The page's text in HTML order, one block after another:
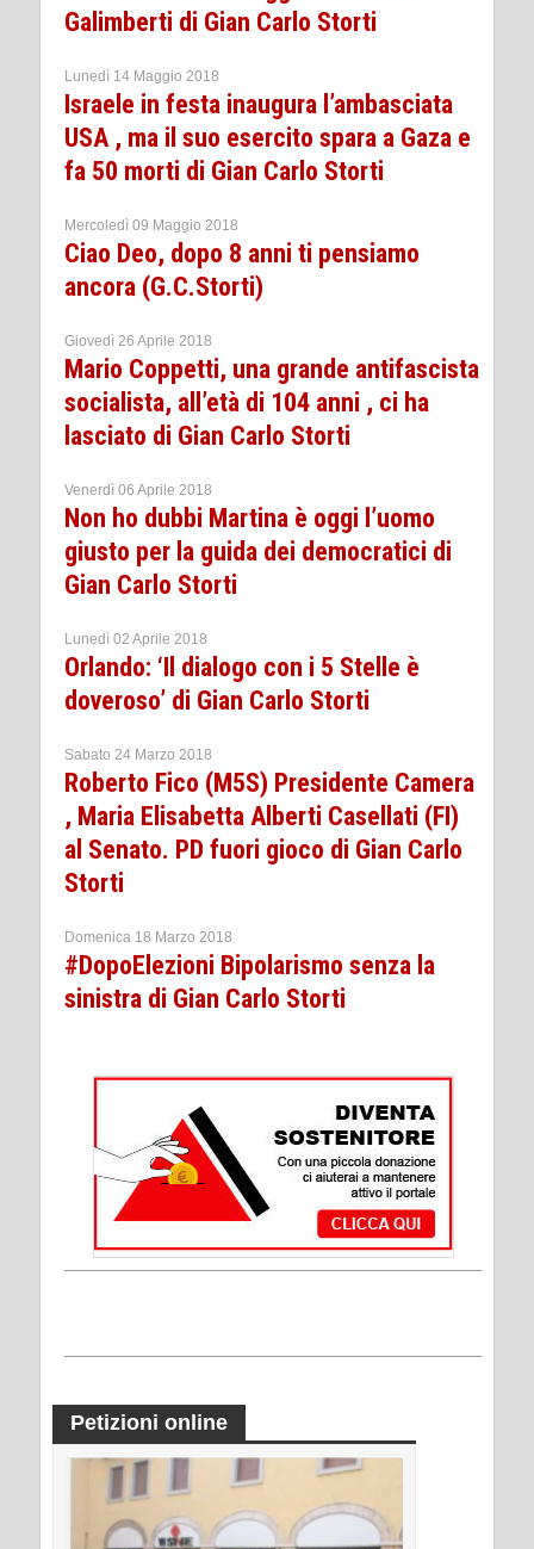
Galimberti di Gian Carlo Storti
Lunedì 14 Maggio 2018
Israele in festa inaugura l’ambasciata
USA , ma il suo esercito spara a Gaza e
fa 50 morti di Gian Carlo Storti
Mercoledì 09 Maggio 2018
Ciao Deo, dopo 8 anni ti pensiamo
ancora (G.C.Storti)
Giovedì 26 Aprile 2018
Mario Coppetti, una grande antifascista
socialista, all’età di 104 anni , ci ha
lasciato di Gian Carlo Storti
Venerdì 06 Aprile 2018
Non ho dubbi Martina è oggi l’uomo
giusto per la guida dei democratici di
Gian Carlo Storti
Lunedì 02 Aprile 2018
Orlando: ‘Il dialogo con i 5 Stelle è
doveroso’ di Gian Carlo Storti
Sabato 24 Marzo 2018
Roberto Fico (M5S) Presidente Camera
, Maria Elisabetta Alberti Casellati (FI)
al Senato. PD fuori gioco di Gian Carlo
Storti
Domenica 18 Marzo 2018
#DopoElezioni Bipolarismo senza la
sinistra di Gian Carlo Storti
Petizioni online